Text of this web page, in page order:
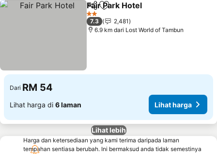
KongsiTambah ke favorit
Fair Park Hotel
2 Bintang
7.3
2,481
6.9 km dari Lost World of Tambun
Dari RM 54
Lihat harga di 6 laman Lihat harga
Lihat lebih
Harga dan ketersediaan yang kami terima daripada laman
tempahan sentiasa berubah. Ini bermaksud anda tidak semestinya